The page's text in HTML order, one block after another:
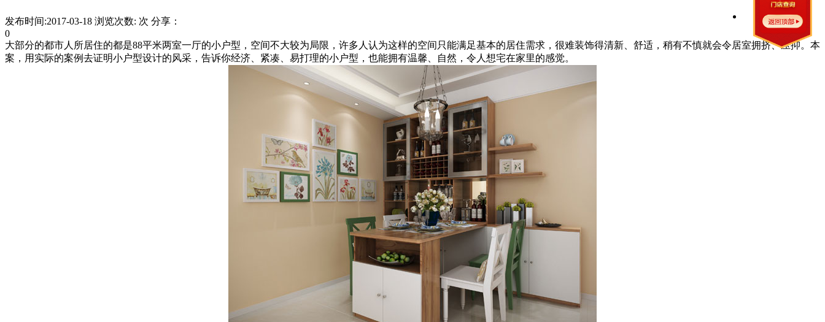
发布时间:2017-03-18 浏览次数: 次 分享：
0
大部分的都市人所居住的都是88平米两室一厅的小户型，空间不大较为局限，许多人认为这样的空间只能满足基本的居住需求，很难装饰得清新、舒适，稍有不慎就会令居室拥挤、压抑。本
案，用实际的案例去证明小户型设计的风采，告诉你经济、紧凑、易打理的小户型，也能拥有温馨、自然，令人想宅在家里的感觉。